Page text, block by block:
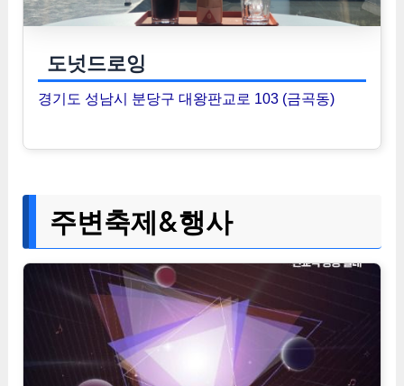
도넛드로잉
경기도 성남시 분당구 대왕판교로 103 (금곡동)
주변축제&행사